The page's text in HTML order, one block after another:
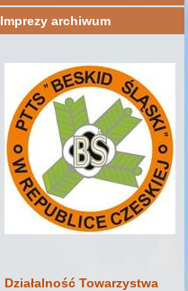
Imprezy archiwum
Działalność Towarzystwa